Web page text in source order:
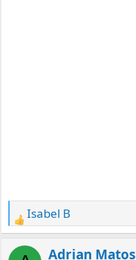
R
e
a
Isabel B
Adrian Matos